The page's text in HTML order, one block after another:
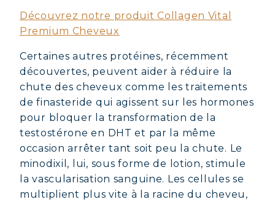
Découvrez notre produit Collagen Vital
Premium Cheveux
Certaines autres protéines, récemment
découvertes, peuvent aider à réduire la
chute des cheveux comme les traitements
de finasteride qui agissent sur les hormones
pour bloquer la transformation de la
testostérone en DHT et par la même
occasion arrêter tant soit peu la chute. Le
minodixil, lui, sous forme de lotion, stimule
la vascularisation sanguine. Les cellules se
multiplient plus vite à la racine du cheveu,